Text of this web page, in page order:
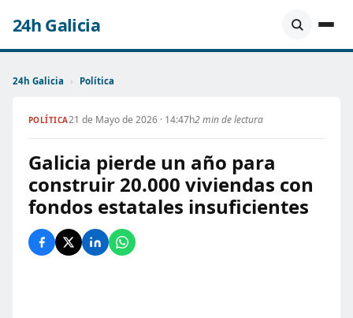
24h Galicia
24h Galicia › Política
POLÍTICA21 de Mayo de 2026 · 14:47h2 min de lectura
Galicia pierde un año para
construir 20.000 viviendas con
fondos estatales insuficientes